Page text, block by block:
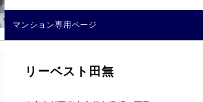
マンション専用ページ
リーベスト田無